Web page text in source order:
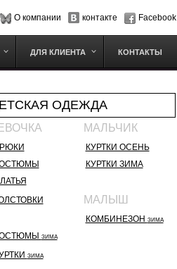
О компании контакте Facebook
ДЛЯ КЛИЕНТА КОНТАКТЫ
ОДЕЖДА
МАЛЬЧИК
КУРТКИ ОСЕНЬ
КУРТКИ ЗИМА
МАЛЫШ
КОМБИНЕЗОН ЗИМА
ЗИМА
ЗИМА